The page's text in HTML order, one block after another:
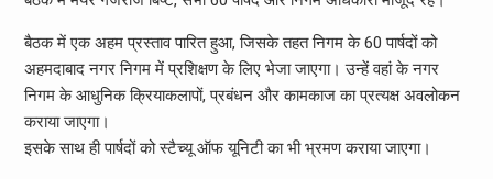
बैठक में एक अहम प्रस्ताव पारित हुआ, जिसके तहत निगम के 60 पार्षदों को
अहमदाबाद नगर निगम में प्रशिक्षण के लिए भेजा जाएगा। उन्हें वहां के नगर
निगम के आधुनिक क्रियाकलापों, प्रबंधन और कामकाज का प्रत्यक्ष अवलोकन
कराया जाएगा।
इसके साथ ही पार्षदों को स्टैच्यू ऑफ यूनिटी का भी भ्रमण कराया जाएगा।